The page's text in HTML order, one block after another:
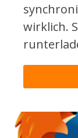
wirklich.